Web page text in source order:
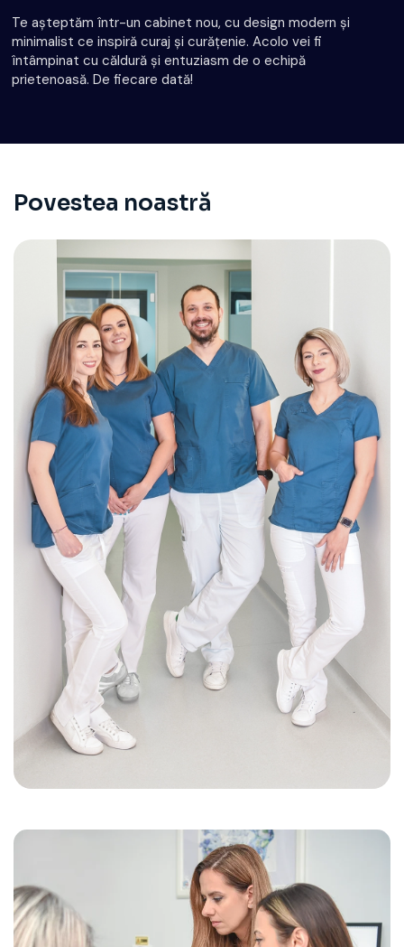
Te așteptăm într-un cabinet nou, cu design modern și
minimalist ce inspiră curaj și curățenie. Acolo vei fi
întâmpinat cu căldură și entuziasm de o echipă
prietenoasă. De fiecare dată!
Povestea noastră